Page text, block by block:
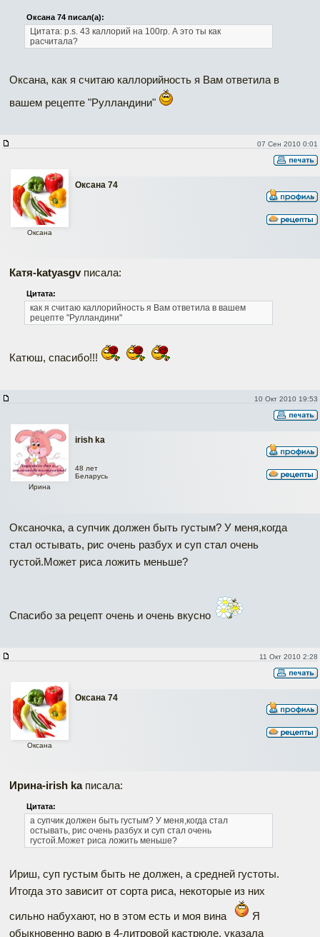
Оксана 74 писал(а):
Цитата: p.s. 43 каллорий на 100гр. А это ты как
расчитала?
Оксана, как я считаю каллорийность я Вам ответила в
вашем рецепте "Рулландини"
07 Сен 2010 0:01
Оксана 74
Оксана
Катя-katyasgvписала:
Цитата:
как я считаю каллорийность я Вам ответила в вашем
рецепте "Рулландини"
Катюш, спасибо!!!
10 Окт 2010 19:53
irish ka
Ирина
48 лет
Беларусь
Оксаночка, а супчик должен быть густым? У меня,когда
стал остывать, рис очень разбух и суп стал очень
густой.Может риса ложить меньше?
Спасибо за рецепт очень и очень вкусно
11 Окт 2010 2:28
Оксана 74
Оксана
Ирина-irish kaписала:
Цитата:
а супчик должен быть густым? У меня,когда стал
остывать, рис очень разбух и суп стал очень
густой.Может риса ложить меньше?
Ириш, суп густым быть не должен, а средней густоты.
Итогда это зависит от сорта риса, некоторые из них
сильно набухают, но в этом есть и моя вина
Я
обыкновенно варю в 4-литровой кастрюле, указала